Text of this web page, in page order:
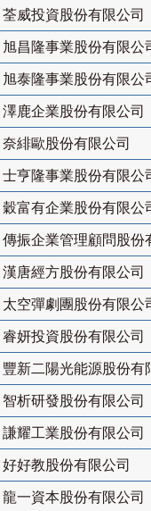
荃威投資股份有限公司
旭昌隆事業股份有限公
旭泰隆事業股份有限公
澤鹿企業股份有限公司
奈緋歐股份有限公司
士亨隆事業股份有限公
穀富有企業股份有限公
傳振企業管理顧問股份
漢唐經方股份有限公司
太空彈劇團股份有限公
睿妍投資股份有限公司
豐新二陽光能源股份有
智析研發股份有限公司
謙耀工業股份有限公司
好好教股份有限公司
龍一資本股份有限公司